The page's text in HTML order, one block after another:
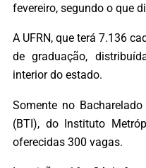
fevereiro, segundo o que
A UFRN, que terá 7.136
de graduação,
interior do estado.
Somente no
(BTI), do Instituto
oferecidas 300 vagas.